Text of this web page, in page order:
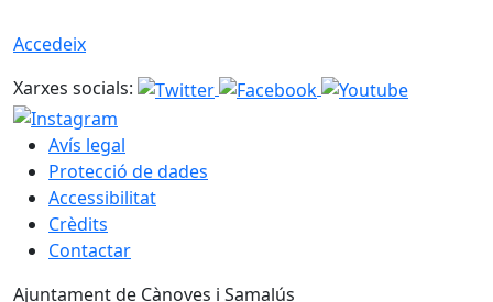
Accedeix
Xarxes socials:
Avís legal
Protecció de dades
Accessibilitat
Crèdits
Contactar
Ajuntament de Cànoves i Samalús